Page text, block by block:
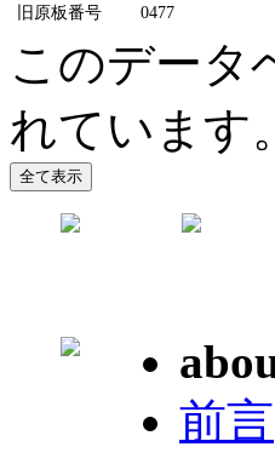
旧原板番号
0477
このデータ
れています。
前言